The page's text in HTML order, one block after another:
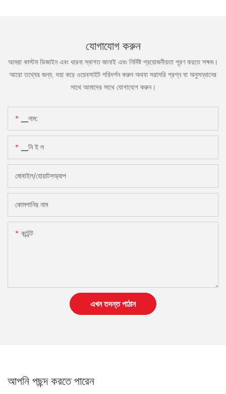
যোগাযোগ করুন
আমরা কাস্টম ডিজাইন এবং ধারনা স্বাগত জানাই এবং নির্দিষ্ট প্রয়োজনীয়তা পূরণ করতে সক্ষম।
আরো তথ্যের জন্য, দয়া করে ওয়েবসাইট পরিদর্শন করুন অথবা সরাসরি প্রশ্ন বা অনুসন্ধানের
সাথে আমাদের সাথে যোগাযোগ করুন।
▁নাম:
▁নি ই ল
মোবাইল/হোয়াটসঅ্যাপ
কোমপানির নাম
কন্টেন্ট
এখন তদন্ত পাঠান
আপনি পছন্দ করতে পারেন